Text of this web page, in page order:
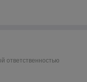
ответственностью